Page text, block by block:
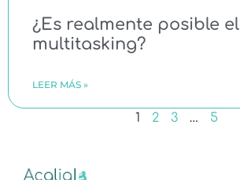
¿Es realmente posible el
multitasking?
LEER MÁS »
1 2 3 … 5